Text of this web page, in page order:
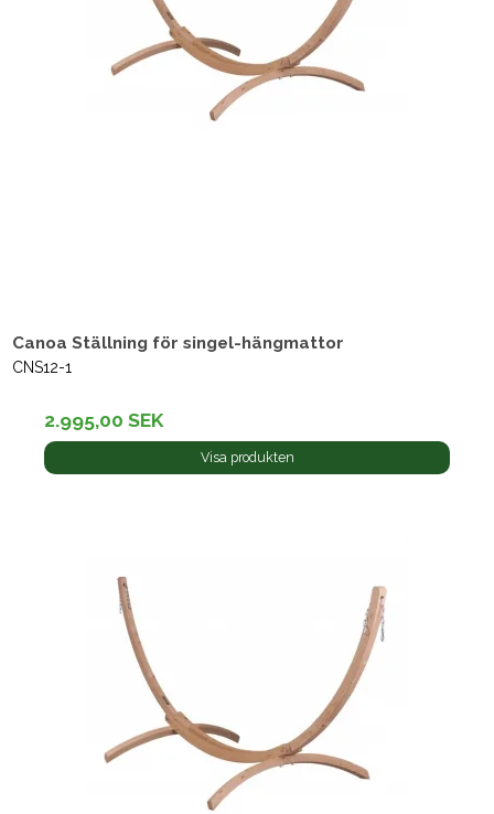
Canoa Ställning för singel-hängmattor
CNS12-1
2.995,00 SEK
Visa produkten